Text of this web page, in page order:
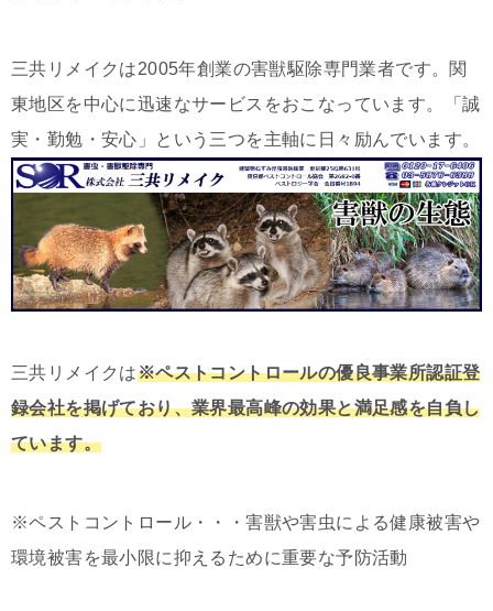
三共リメイクは2005年創業の害獣駆除専門業者です。関
東地区を中心に迅速なサービスをおこなっています。「誠
実・勤勉・安心」という三つを主軸に日々励んでいます。
三共リメイクは※ペストコントロールの優良事業所認証登
録会社を掲げており、業界最高峰の効果と満足感を自負し
ています。
※ペストコントロール・・・害獣や害虫による健康被害や
環境被害を最小限に抑えるために重要な予防活動